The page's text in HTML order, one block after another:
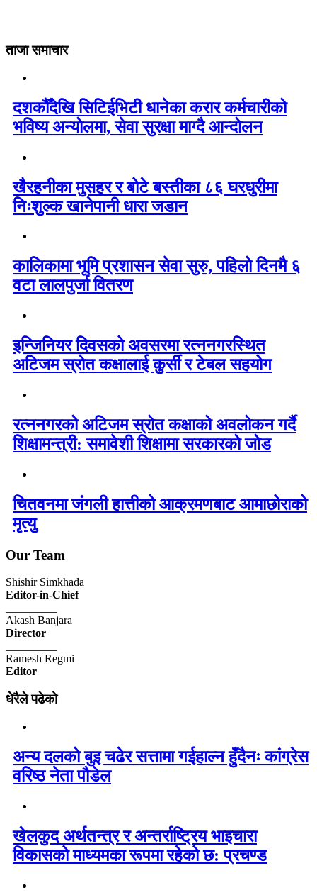
ताजा समाचार
दशकौँदेखि सिटिईभिटी धानेका करार कर्मचारीको
भविष्य अन्योलमा, सेवा सुरक्षा माग्दै आन्दोलन
खैरहनीका मुसहर र बोटे बस्तीका ८६ घरधुरीमा
निःशुल्क खानेपानी धारा जडान
कालिकामा भूमि प्रशासन सेवा सुरु, पहिलो दिनमै ६
वटा लालपुर्जा वितरण
इन्जिनियर दिवसको अवसरमा रत्ननगरस्थित
अटिजम स्रोत कक्षालाई कुर्सी र टेबल सहयोग
रत्ननगरको अटिजम स्रोत कक्षाको अवलोकन गर्दै
शिक्षामन्त्री: समावेशी शिक्षामा सरकारको जोड
चितवनमा जंगली हात्तीको आक्रमणबाट आमाछोराको
मृत्यु
Our Team
Shishir Simkhada
Editor-in-Chief
Akash Banjara
Director
Ramesh Regmi
Editor
धेरैले पढेको
अन्य दलको बुइ चढेर सत्तामा गईहाल्न हुँदैनः कांग्रेस
वरिष्ठ नेता पौडेल
खेलकुद अर्थतन्त्र र अन्तर्राष्ट्रिय भाइचारा
विकासको माध्यमका रूपमा रहेको छ: प्रचण्ड